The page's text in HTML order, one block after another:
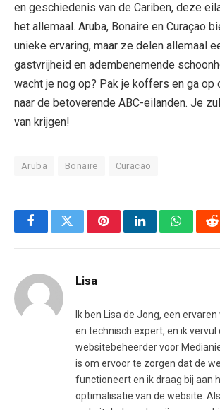
en geschiedenis van de Cariben, deze
het allemaal. Aruba, Bonaire en Curaçao
unieke ervaring, maar ze delen allemaal
gastvrijheid en adembenemende
wacht je nog op? Pak je koffers en ga op
naar de betoverende ABC-eilanden. Je
van krijgen!
Aruba Bonaire Curacao
FacebookTwitterPinterestLinkedIn
Lisa
Ik ben Lisa de Jong, een
en technisch expert, en ik vervul
websitebeheerder voor
is om ervoor te zorgen dat de
functioneert en ik draag bij aan
optimalisatie van de website. Als